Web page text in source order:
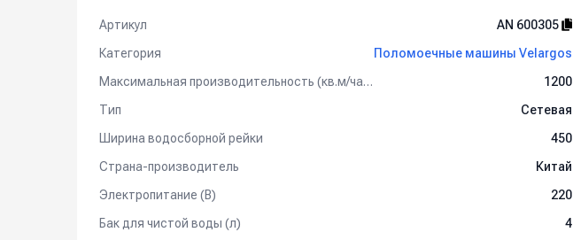
Особенности и преимущества:
Вертикальная конструкция — удобное хранение и лёгкое управление
Высокая манёвренность для уборки труднодоступных мест
Прочная и надёжная конструкция
Простота обслуживания и эксплуатации
Артикул AN 600305
Категория
Поломоечные машины Velargos
Максимальная производительность (кв.м/час)
1200
Тип
Сетевая
Ширина водосборной рейки
450
Страна-производитель
Китай
Электропитание (В)
220
Бак для чистой воды (л)
4